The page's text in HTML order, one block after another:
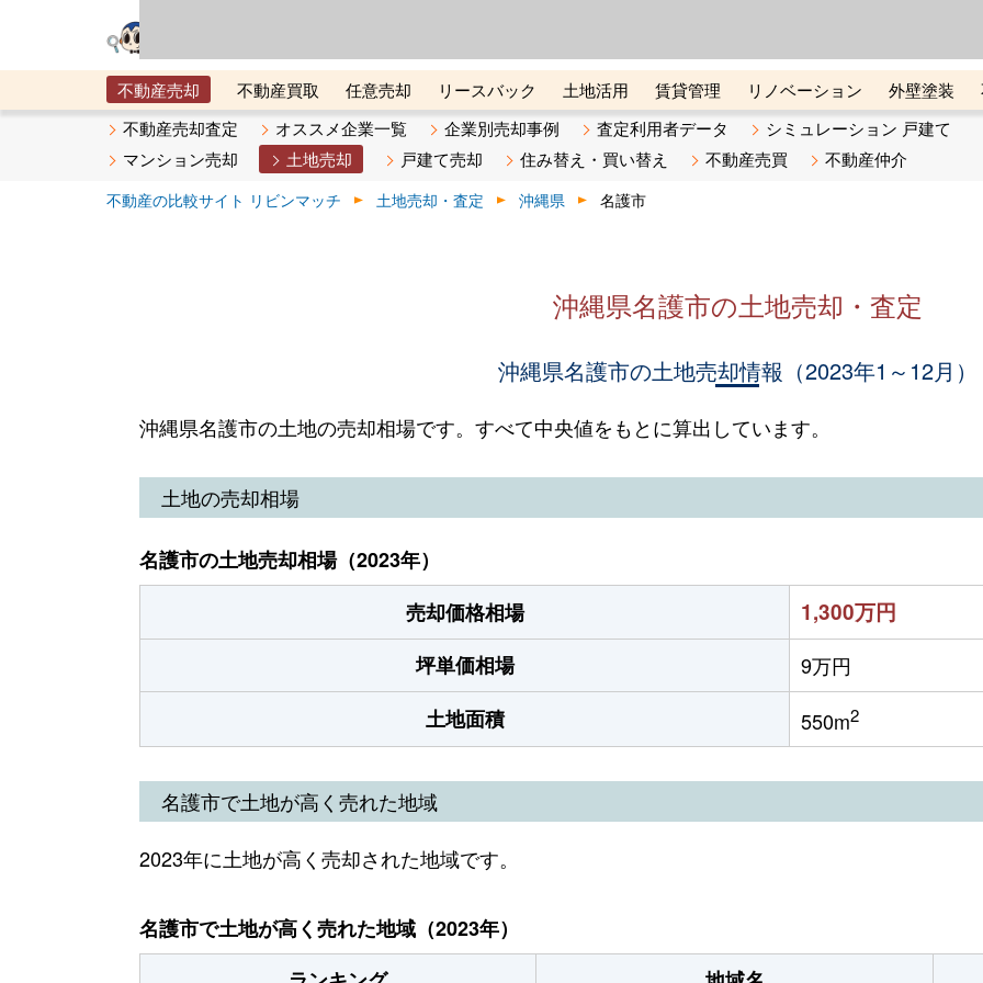
不動産売却 不動産買取 任意売却 リースバック 土地活用 賃貸管理 リノベーション 外壁塗装
メタ住宅展示場
ベスト不動産カンパニー オンライン講座 リビンマガジンBiz 不動産売却ご相談デスク
不動産売却査定 オススメ企業一覧 企業別売却事例 査定利用者データ
シミュレーション 戸建て
マンション売却
土地売却 戸建て売却 住み替え・買い替え 不動産売買 不動産仲介
不動産の比較サイト リビンマッチ 土地売却・査定 沖縄県 名護市
沖縄県名護市の土地売却・査定
沖縄県名護市の土地売却情報（2023年1～12月）
沖縄県名護市の土地の売却相場です。すべて中央値をもとに算出しています。
土地の売却相場
名護市の土地売却相場（2023年）
売却価格相場
1,300万円
坪単価相場
9万円
土地面積
550m2
名護市で土地が高く売れた地域
2023年に土地が高く売却された地域です。
名護市で土地が高く売れた地域（2023年）